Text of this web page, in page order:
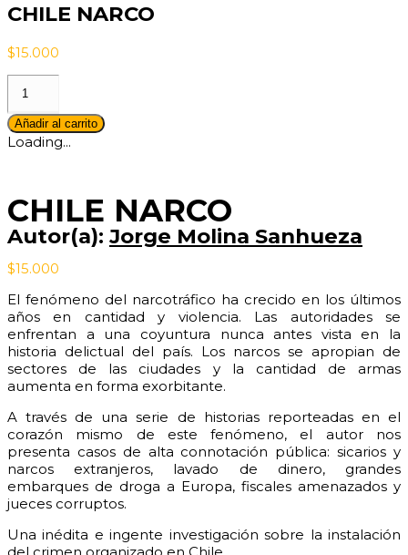
CHILE NARCO
$15.000
NARCO
cantidad
Añadir al carrito
Loading...
CHILE NARCO
Autor(a): Jorge Molina Sanhueza
$15.000
El fenómeno del narcotráfico ha crecido en los últimos
años en cantidad y violencia. Las autoridades se
enfrentan a una coyuntura nunca antes vista en la
historia delictual del país. Los narcos se apropian de
sectores de las ciudades y la cantidad de armas
aumenta en forma exorbitante.
A través de una serie de historias reporteadas en el
corazón mismo de este fenómeno, el autor nos
presenta casos de alta connotación pública: sicarios y
narcos extranjeros, lavado de dinero, grandes
embarques de droga a Europa, fiscales amenazados y
jueces corruptos.
Una inédita e ingente investigación sobre la instalación